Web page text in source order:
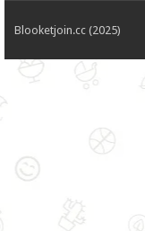
Blooketjoin.cc (2025)